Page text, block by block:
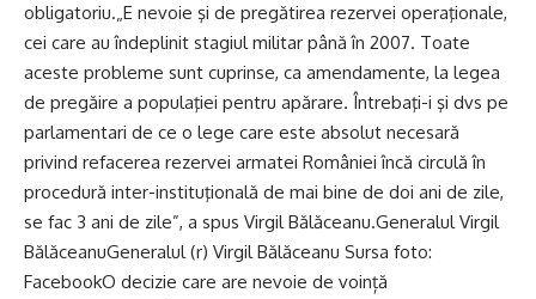
obligatoriu.„E nevoie şi de pregătirea rezervei operaţionale,
cei care au îndeplinit stagiul militar până în 2007. Toate
aceste probleme sunt cuprinse, ca amendamente, la legea
de pregăire a populaţiei pentru apărare. Întrebaţi-i şi dvs pe
parlamentari de ce o lege care este absolut necesară
privind refacerea rezervei armatei României încă circulă în
procedură inter-instituţională de mai bine de doi ani de zile,
se fac 3 ani de zile”, a spus Virgil Bălăceanu.Generalul Virgil
BălăceanuGeneralul (r) Virgil Bălăceanu Sursa foto:
FacebookO decizie care are nevoie de voință